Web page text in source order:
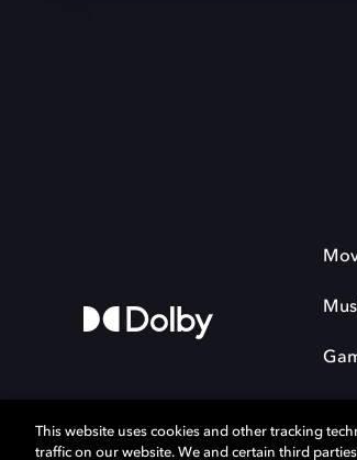
This website uses cookies and other tracking
traffic on our website. We and certain third